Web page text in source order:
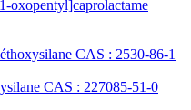
oxopentyl]caprolactame
CAS : 2530-86-1
CAS : 227085-51-0